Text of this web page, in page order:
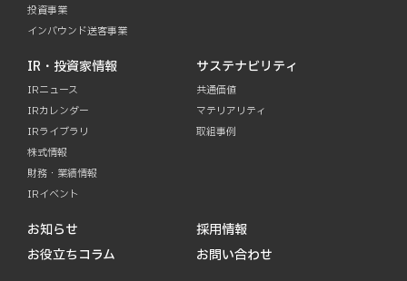
投資事業
インバウンド送客事業
IR・投資家情報
IRニュース
IRカレンダー
IRライブラリ
株式情報
財務・業績情報
IRイベント
サステナビリティ
共通価値
マテリアリティ
取組事例
お知らせ
お役立ちコラム
採用情報
お問い合わせ